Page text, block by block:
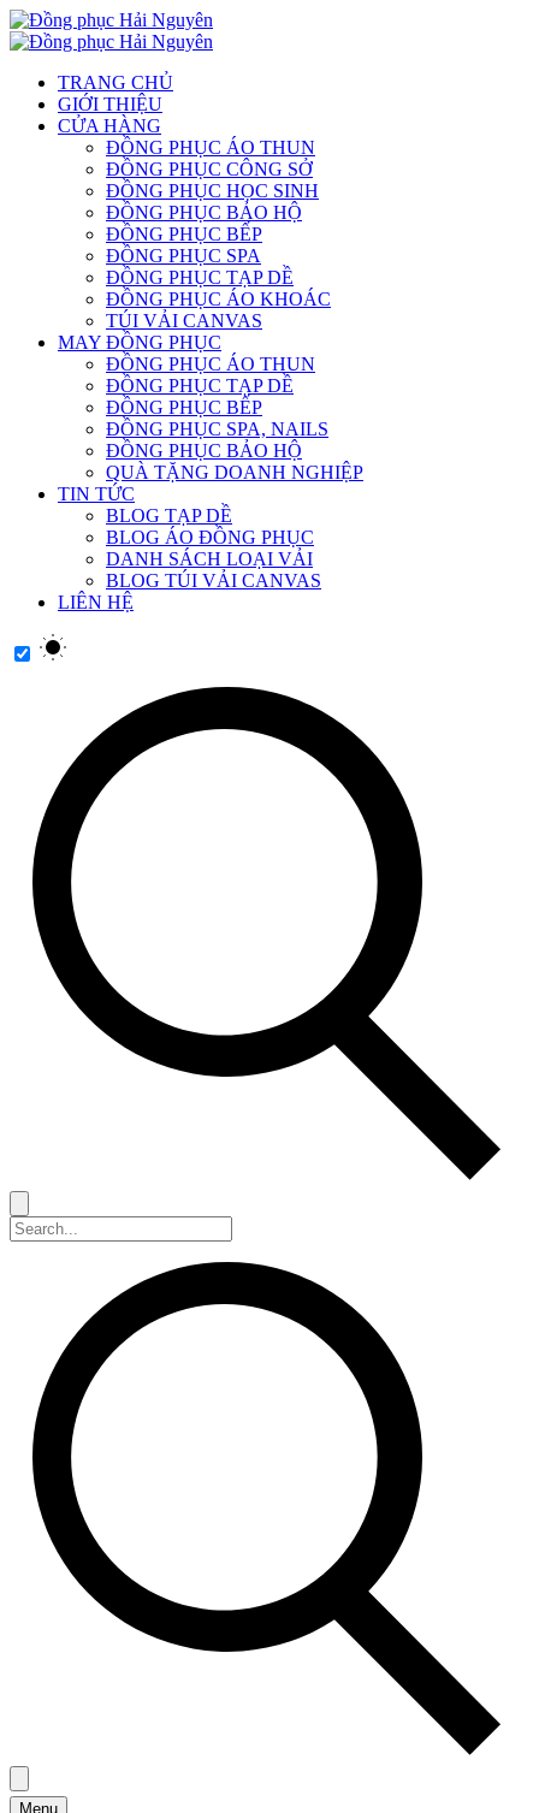
TRANG CHỦ
GIỚI THIỆU
CỬA HÀNG
ĐỒNG PHỤC ÁO THUN
ĐỒNG PHỤC CÔNG SỞ
ĐỒNG PHỤC HỌC SINH
ĐỒNG PHỤC BẢO HỘ
ĐỒNG PHỤC BẾP
ĐỒNG PHỤC SPA
ĐỒNG PHỤC TẠP DỀ
ĐỒNG PHỤC ÁO KHOÁC
TÚI VẢI CANVAS
MAY ĐỒNG PHỤC
ĐỒNG PHỤC ÁO THUN
ĐỒNG PHỤC TẠP DỀ
ĐỒNG PHỤC BẾP
ĐỒNG PHỤC SPA, NAILS
ĐỒNG PHỤC BẢO HỘ
QUÀ TẶNG DOANH NGHIỆP
TIN TỨC
BLOG TẠP DỀ
BLOG ÁO ĐỒNG PHỤC
DANH SÁCH LOẠI VẢI
BLOG TÚI VẢI CANVAS
LIÊN HỆ
Menu